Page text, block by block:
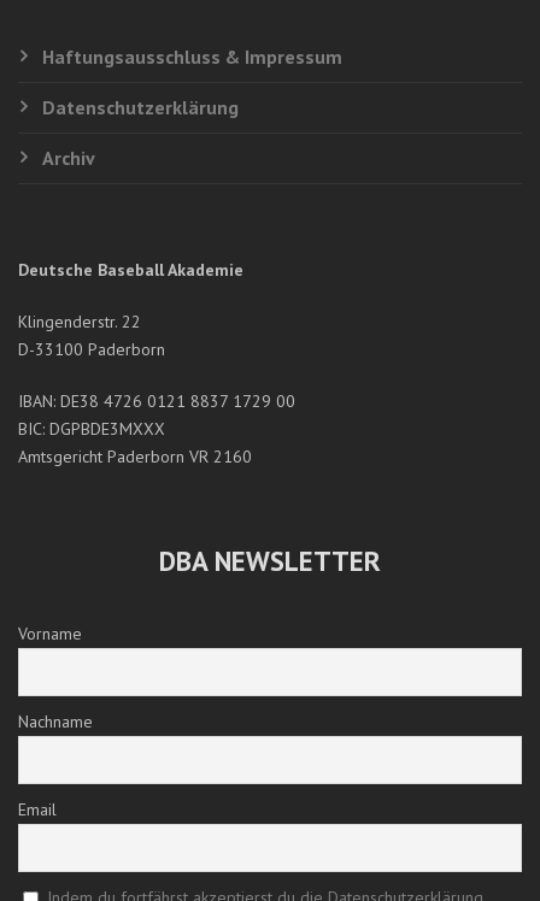
Haftungsausschluss & Impressum
Datenschutzerklärung
Archiv
Deutsche Baseball Akademie
Klingenderstr. 22
D-33100 Paderborn
IBAN: DE38 4726 0121 8837 1729 00
BIC: DGPBDE3MXXX
Amtsgericht Paderborn VR 2160
DBA NEWSLETTER
Vorname
Nachname
Email